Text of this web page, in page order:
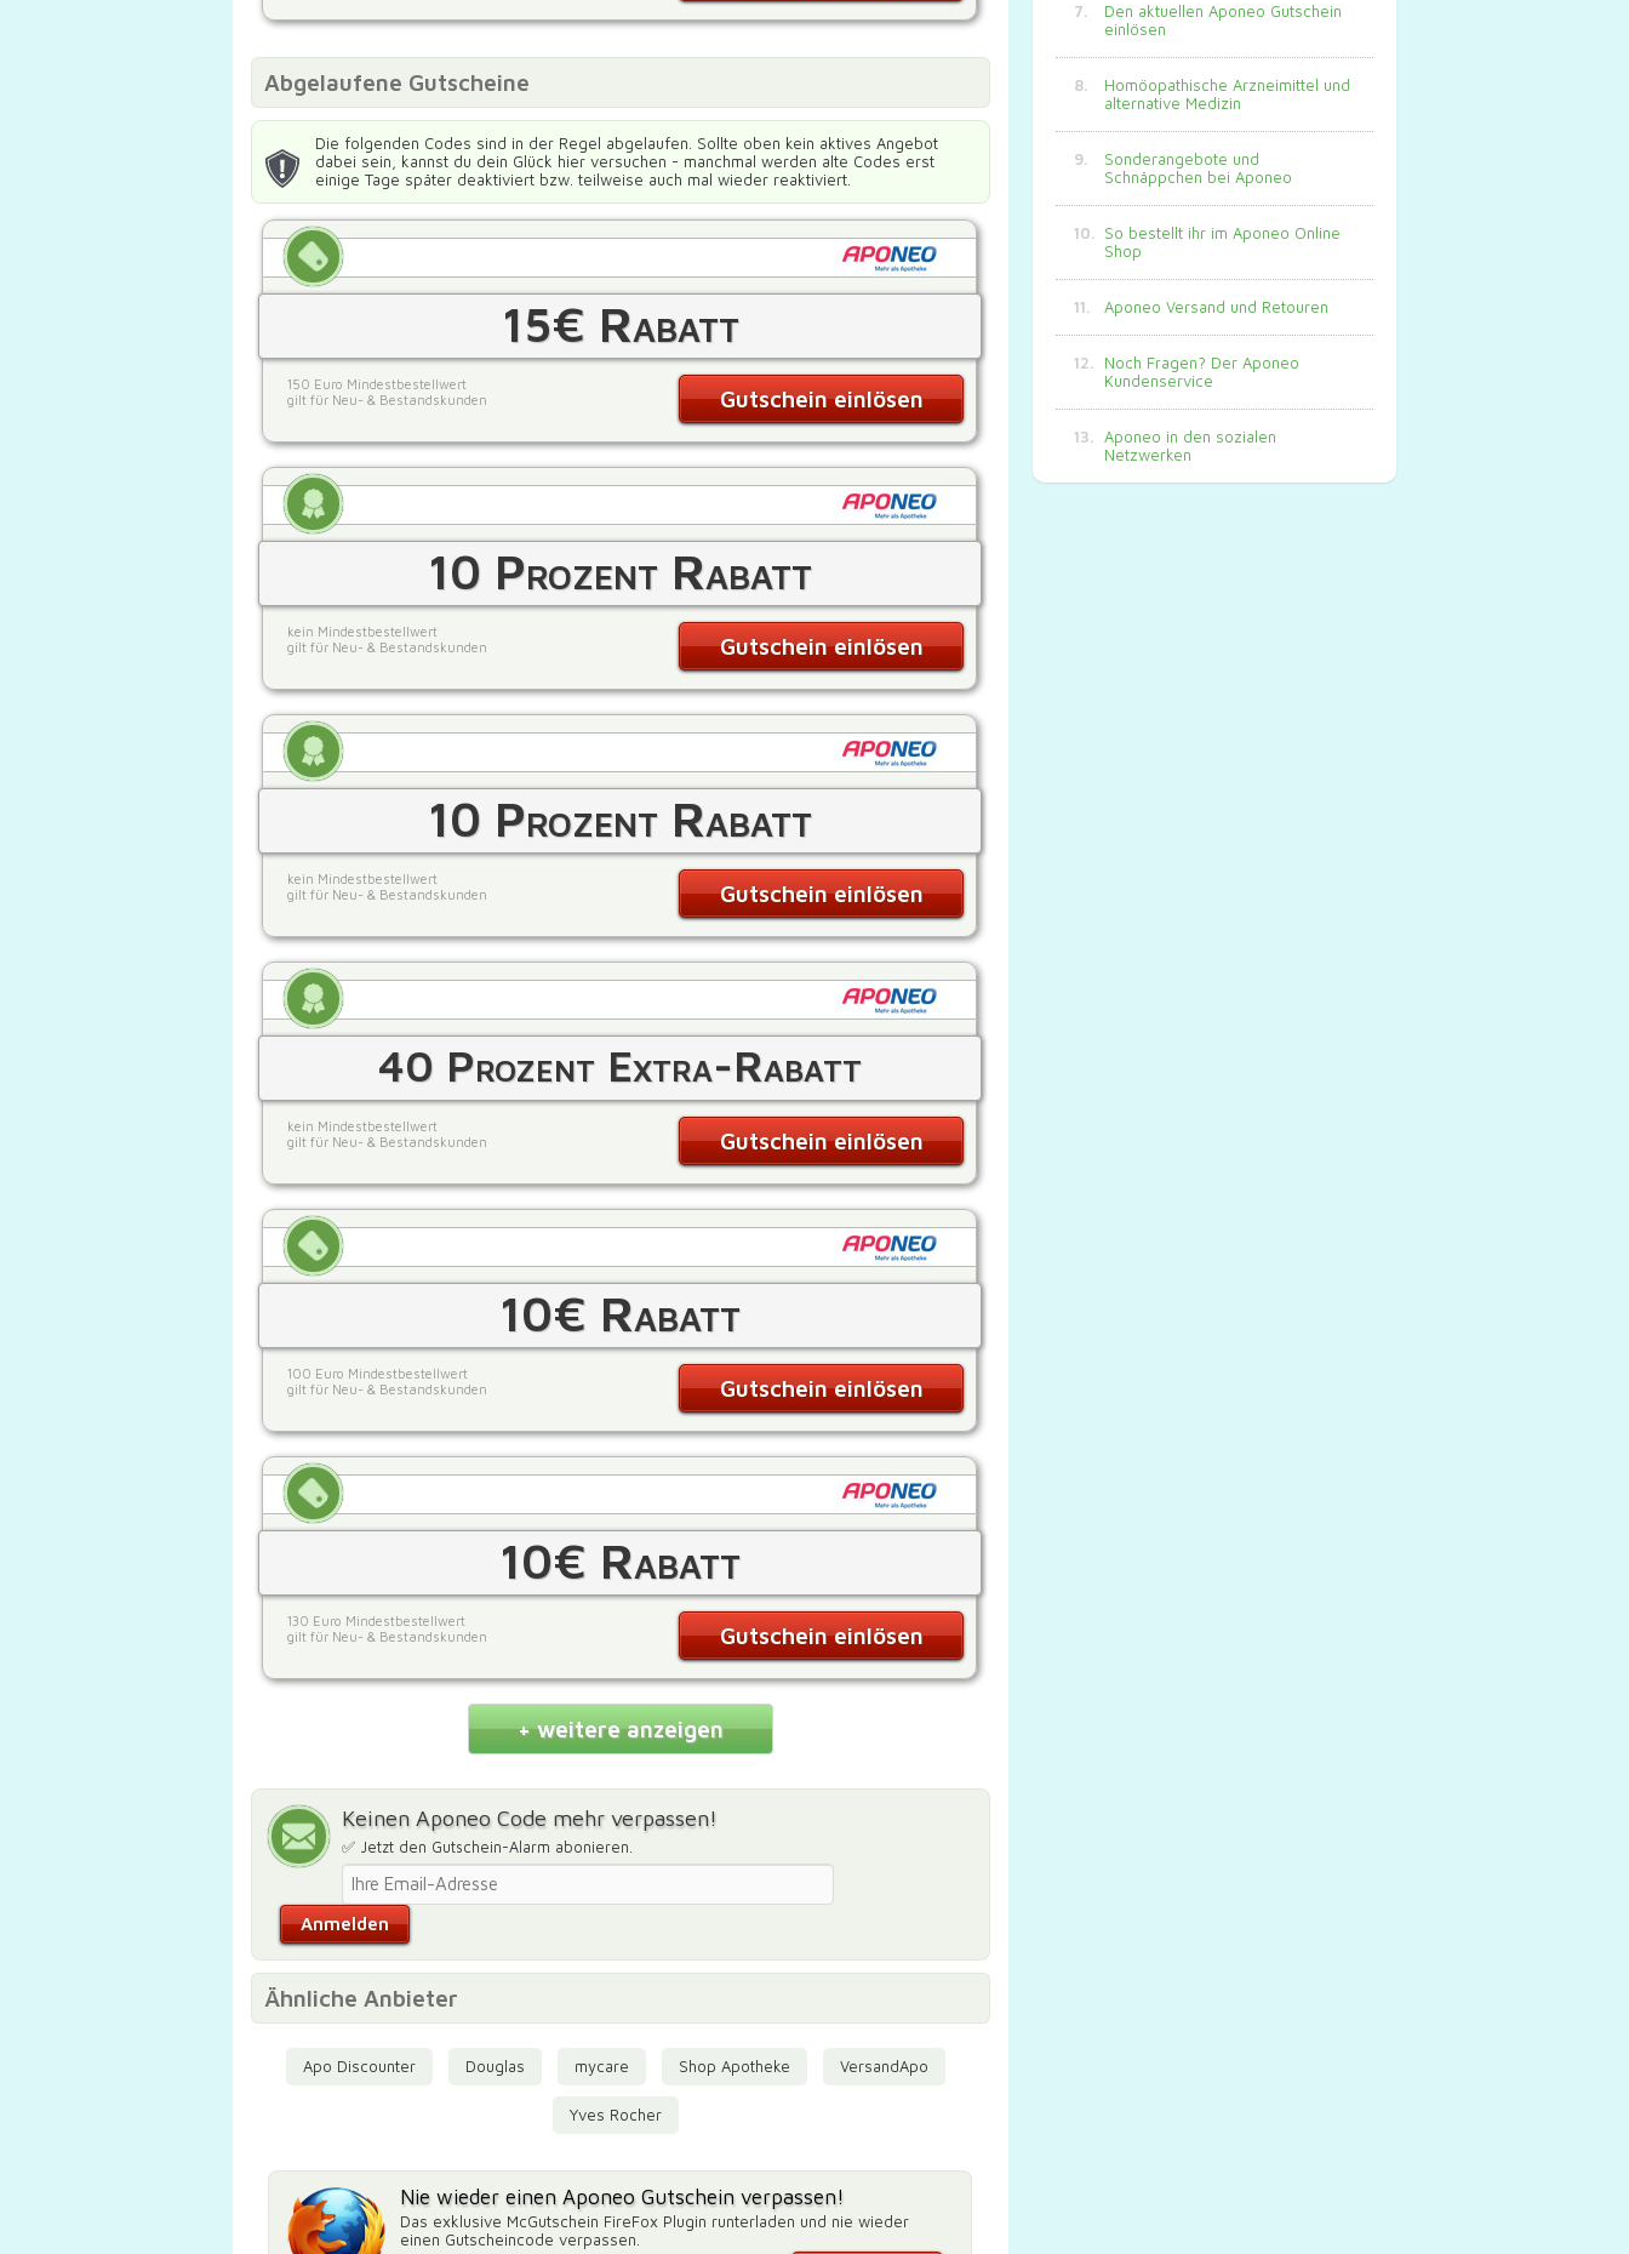
Abgelaufene Gutscheine
Die folgenden Codes sind in der Regel abgelaufen. Sollte oben kein aktives Angebot
dabei sein, kannst du dein Glück hier versuchen - manchmal werden alte Codes erst
einige Tage später deaktiviert bzw. teilweise auch mal wieder reaktiviert.
15€ Rabatt
150 Euro Mindestbestellwert
gilt für Neu- & Bestandskunden
Gutschein einlösen
10 Prozent Rabatt
kein Mindestbestellwert
gilt für Neu- & Bestandskunden
Gutschein einlösen
10 Prozent Rabatt
kein Mindestbestellwert
gilt für Neu- & Bestandskunden
Gutschein einlösen
40 Prozent Extra-Rabatt
kein Mindestbestellwert
gilt für Neu- & Bestandskunden
Gutschein einlösen
10€ Rabatt
100 Euro Mindestbestellwert
gilt für Neu- & Bestandskunden
Gutschein einlösen
10€ Rabatt
130 Euro Mindestbestellwert
gilt für Neu- & Bestandskunden
Gutschein einlösen
+ weitere anzeigen
Keinen Aponeo Code mehr verpassen!
✅ Jetzt den Gutschein-Alarm abonieren.
Ähnliche Anbieter
Apo Discounter Douglas mycare Shop Apotheke VersandApo
Yves Rocher
Nie wieder einen Aponeo Gutschein verpassen!
Das exklusive McGutschein FireFox Plugin runterladen und nie wieder
einen Gutscheincode verpassen.
Den aktuellen Aponeo Gutschein
einlösen
Homöopathische Arzneimittel und
alternative Medizin
Sonderangebote und
Schnäppchen bei Aponeo
So bestellt ihr im Aponeo Online
Shop
Aponeo Versand und Retouren
Noch Fragen? Der Aponeo
Kundenservice
Aponeo in den sozialen
Netzwerken